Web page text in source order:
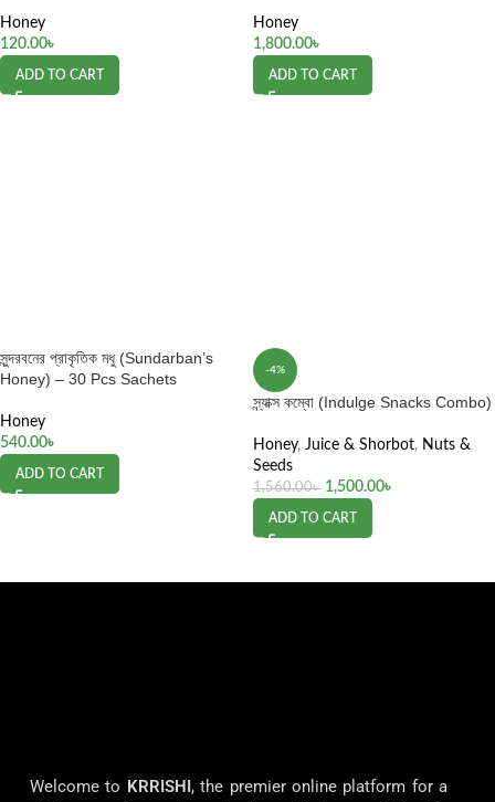
Honey
120.00৳
ADD TO CART
Honey
1,800.00৳
ADD TO CART
সুন্দরবনের প্রাকৃতিক মধু (Sundarban’s
Honey) – 30 Pcs Sachets
Honey
540.00৳
ADD TO CART
-4%
স্ন্যাক্স কম্বো (Indulge Snacks Combo)
Honey, Juice & Shorbot, Nuts &
Seeds
1,560.00৳ 1,500.00৳
ADD TO CART
Welcome to KRRISHI, the premier online platform for a